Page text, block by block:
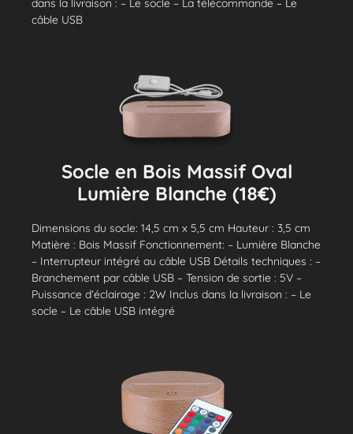
dans la livraison : – Le socle – La télécommande – Le
câble USB
Socle en Bois Massif Oval
Lumière Blanche (18€)
Dimensions du socle: 14,5 cm x 5,5 cm Hauteur : 3,5 cm
Matière : Bois Massif Fonctionnement: – Lumière Blanche
– Interrupteur intégré au câble USB Détails techniques : –
Branchement par câble USB – Tension de sortie : 5V –
Puissance d’éclairage : 2W Inclus dans la livraison : – Le
socle – Le câble USB intégré